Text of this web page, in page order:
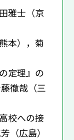
雅士（京
本），菊
理』の
徹哉（三
の接
（広島）